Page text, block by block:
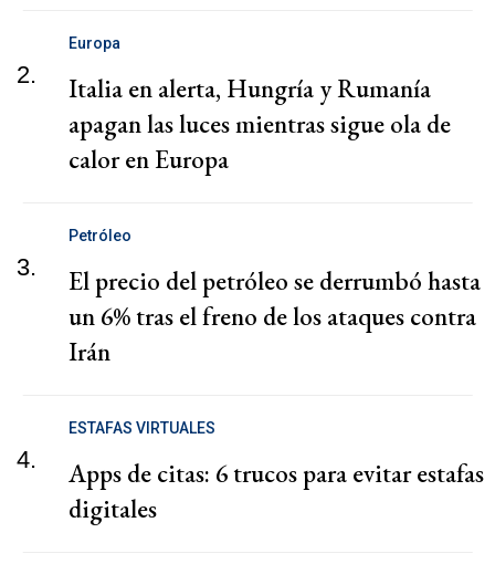
2.
Europa
Italia en alerta, Hungría y Rumanía
apagan las luces mientras sigue ola de
calor en Europa
3.
Petróleo
El precio del petróleo se derrumbó hasta
un 6% tras el freno de los ataques contra
Irán
4.
ESTAFAS VIRTUALES
Apps de citas: 6 trucos para evitar estafas
digitales